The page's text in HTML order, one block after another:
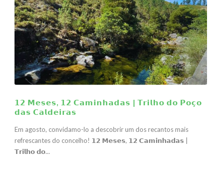
𝟭𝟮 𝗠𝗲𝘀𝗲𝘀, 𝟭𝟮 𝗖𝗮𝗺𝗶𝗻𝗵𝗮𝗱𝗮𝘀 | 𝗧𝗿𝗶𝗹𝗵𝗼 𝗱𝗼 𝗣𝗼𝗰̧𝗼
𝗱𝗮𝘀 𝗖𝗮𝗹𝗱𝗲𝗶𝗿𝗮𝘀
Em agosto, convidamo-lo a descobrir um dos recantos mais
refrescantes do concelho! 𝟭𝟮 𝗠𝗲𝘀𝗲𝘀, 𝟭𝟮 𝗖𝗮𝗺𝗶𝗻𝗵𝗮𝗱𝗮𝘀 |
𝗧𝗿𝗶𝗹𝗵𝗼 𝗱𝗼...